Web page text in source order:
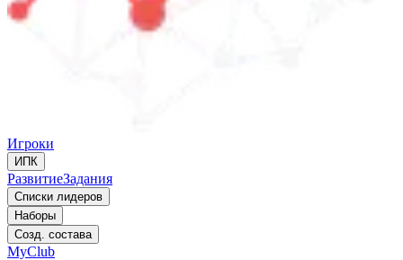
Игроки
ИПК
РазвитиеЗадания
Списки лидеров
Наборы
Созд. состава
MyClub